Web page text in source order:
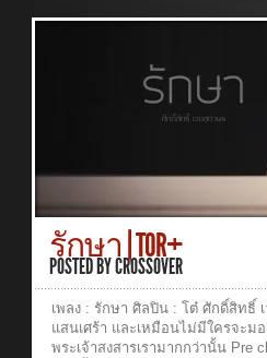
มาเกิดเพื่อเรา Chorus: ข่าวดีที่แ
พระองค์ พร้อมให้ทุกคน แค่เพียงเ
ผู้คน คือรักที่มาจากฟ้า พระเยซูคื
ที่มีความหมายเพื่อทุกคน วันนี้ไม่ต้
หัวใจ Last Line: พระองค์คือเห
ปัญญา เรียบเรียง: บุรินทร์ สุภัคร
เรืองกิจ ยงปิยะกุล Graphic
รักษา | TOR+
POSTED BYCROSSOVER
เพลง : รักษา ศิลปิน : โต๋ ศักดิ์สิทธิ์
แสนเศร้า และเหมือนไม่มีใครจะม
พระเจ้าสงสารเรามากกว่านั้น Pre